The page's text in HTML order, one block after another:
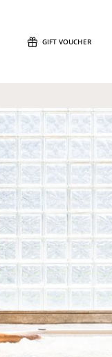
GIFT VOUCHER